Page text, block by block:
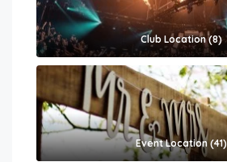
Club Location (8)
Event Location (41)